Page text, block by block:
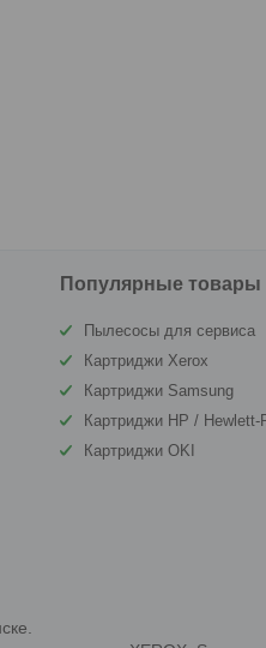
Популярные товары
Пылесосы для сервиса
Картриджи Xerox
Картриджи Samsung
Картриджи HP / Hewlett-
Картриджи OKI